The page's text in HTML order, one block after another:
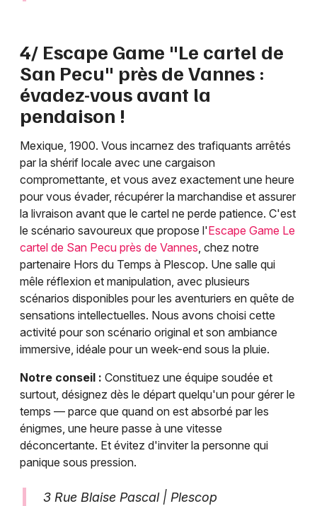
4/ Escape Game "Le cartel de
San Pecu" près de Vannes :
évadez-vous avant la
pendaison !
Mexique, 1900. Vous incarnez des trafiquants arrêtés
par la shérif locale avec une cargaison
compromettante, et vous avez exactement une heure
pour vous évader, récupérer la marchandise et assurer
la livraison avant que le cartel ne perde patience. C'est
le scénario savoureux que propose l'Escape Game Le
cartel de San Pecu près de Vannes, chez notre
partenaire Hors du Temps à Plescop. Une salle qui
mêle réflexion et manipulation, avec plusieurs
scénarios disponibles pour les aventuriers en quête de
sensations intellectuelles. Nous avons choisi cette
activité pour son scénario original et son ambiance
immersive, idéale pour un week-end sous la pluie.
Notre conseil : Constituez une équipe soudée et
surtout, désignez dès le départ quelqu'un pour gérer le
temps — parce que quand on est absorbé par les
énigmes, une heure passe à une vitesse
déconcertante. Et évitez d'inviter la personne qui
panique sous pression.
3 Rue Blaise Pascal | Plescop